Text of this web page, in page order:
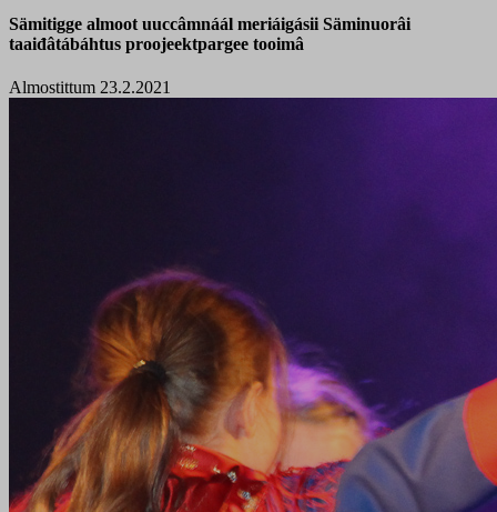
Sämitigge almoot uuccâmnáál meriáigásii Säminuorâi
taaiđâtábáhtus proojeektpargee tooimâ
Almostittum 23.2.2021